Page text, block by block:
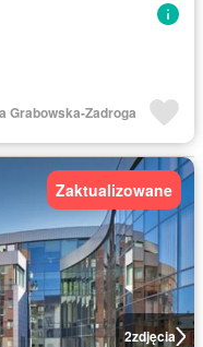
Grabowska-Zadroga
2zdjęcia
Zaktualizowane